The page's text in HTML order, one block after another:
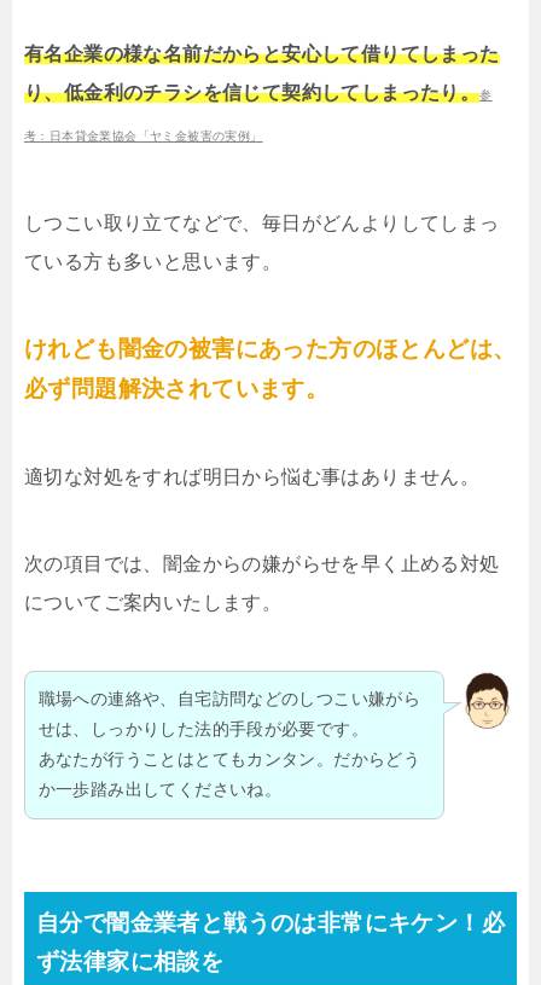
有名企業の様な名前だからと安心して借りてしまった
り、低金利のチラシを信じて契約してしまったり。参
考：日本貸金業協会「ヤミ金被害の実例」
しつこい取り立てなどで、毎日がどんよりしてしまっ
ている方も多いと思います。
けれども闇金の被害にあった方のほとんどは、
必ず問題解決されています。
適切な対処をすれば明日から悩む事はありません。
次の項目では、闇金からの嫌がらせを早く止める対処
についてご案内いたします。
職場への連絡や、自宅訪問などのしつこい嫌がら
せは、しっかりした法的手段が必要です。
あなたが行うことはとてもカンタン。だからどう
か一歩踏み出してくださいね。
自分で闇金業者と戦うのは非常にキケン！必
ず法律家に相談を